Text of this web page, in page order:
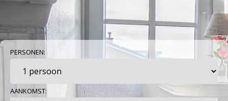
PERSONEN:
AANKOMST: